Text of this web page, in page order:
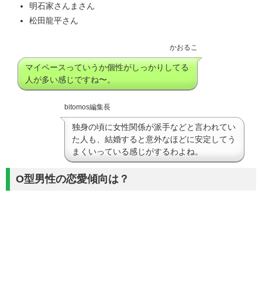
明石家さんまさん
松田龍平さん
かおるこ
マイペースっていうか個性がしっかりしてる
人が多い感じですね〜。
bitomos編集長
独身の頃に女性関係が派手などと言われてい
た人も、結婚すると意外なほどに安定してう
まくいっている感じがするわよね。
O型男性の恋愛傾向は？